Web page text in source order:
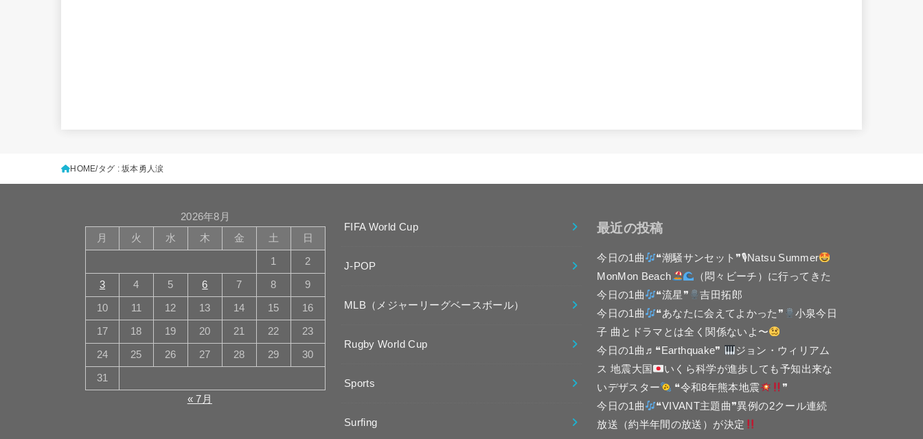
HOME タグ : 坂本勇人涙
2026年8月
月
火 水 木 金 土 日
1 2
3 4 5 6 7 8 9
10 11 12 13 14 15 16
17 18 19 20 21 22 23
24 25 26 27 28 29 30
31
« 7月
FIFA World Cup
J-POP
MLB（メジャーリーグベースボール）
Rugby World Cup
Sports
Surfing
最近の投稿
今日の1曲
❝潮騒サンセット❞🎙Natsu Summer
MonMon Beach
（悶々ビーチ）に行ってきた
今日の1曲
❝流星❞
吉田拓郎
今日の1曲
❝あなたに会えてよかった❞
小泉今日
子 曲とドラマとは全く関係ないよ〜
今日の1曲♬❝Earthquake❞
ジョン・ウィリアム
ス 地震大国
いくら科学が進歩しても予知出来な
いデザスター
❝令和8年熊本地震
❞
今日の1曲
❝VIVANT主題曲❞異例の2クール連続
放送（約半年間の放送）が決定